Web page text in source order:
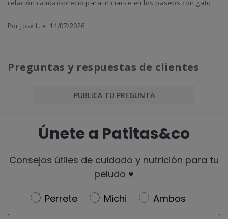
relación calidad-precio para iniciarse en los paseos con gato.
Por Jose L. el 14/07/2026
Preguntas y respuestas de clientes
PUBLICA TU PREGUNTA
Únete a Patitas&co
Consejos útiles de cuidado y nutrición para tu
peludo ♥️
Newsletter
Perrete Michi
Ambos